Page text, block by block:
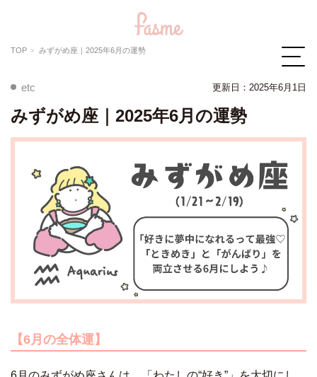
TOP みずがめ座｜2025年6月の運勢
etc 更新日：2025年6月1日
みずがめ座｜2025年6月の運勢
【6月の全体運】